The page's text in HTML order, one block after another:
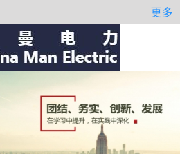
更多